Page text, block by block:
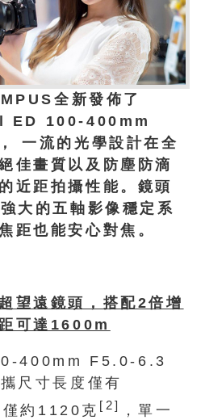
全新發佈了
100-400mm
一流的光學設計在全
佳畫質以及防塵防滴
近距拍攝性能。鏡頭
大的五軸影像穩定系
距也能安心對焦。
望遠鏡頭，搭配2倍增
可達1600m
400mm F5.0-6.3
尺寸長度僅有
約1120克 [2]
，單一